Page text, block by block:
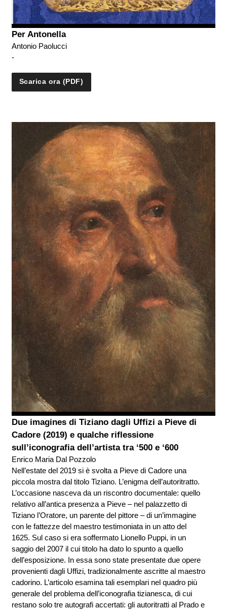
Per Antonella
Antonio Paolucci
-
Scarica ora (PDF)
Due imagines di Tiziano dagli Uffizi a Pieve di
Cadore (2019) e qualche riflessione
sull’iconografia dell’artista tra ‘500 e ‘600
Enrico Maria Dal Pozzolo
Nell’estate del 2019 si è svolta a Pieve di Cadore una
piccola mostra dal titolo Tiziano. L’enigma dell’autoritratto.
L’occasione nasceva da un riscontro documentale: quello
relativo all’antica presenza a Pieve – nel palazzetto di
Tiziano l’Oratore, un parente del pittore – di un’immagine
con le fattezze del maestro testimoniata in un atto del
1625. Sul caso si era soffermato Lionello Puppi, in un
saggio del 2007 il cui titolo ha dato lo spunto a quello
dell’esposizione. In essa sono state presentate due opere
provenienti dagli Uffizi, tradizionalmente ascritte al maestro
cadorino. L’articolo esamina tali esemplari nel quadro più
generale del problema dell’iconografia tizianesca, di cui
restano solo tre autografi accertati: gli autoritratti al Prado e